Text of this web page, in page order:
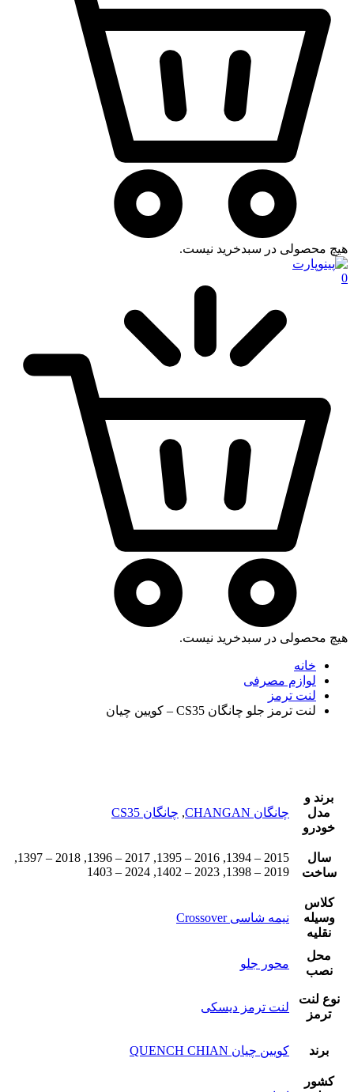
هیچ محصولی در سبدخرید نیست.
0
هیچ محصولی در سبدخرید نیست.
خانه
لوازم مصرفی
لنت ترمز
لنت ترمز جلو چانگان CS35 – کویین چیان
برند و
مدل
خودرو
چانگان CHANGAN , چانگان CS35
سال
ساخت
2015 – 1394, 2016 – 1395, 2017 – 1396, 2018 – 1397,
2019 – 1398, 2023 – 1402, 2024 – 1403
کلاس
وسیله
نقلیه
نیمه شاسی Crossover
محل
نصب
محور جلو
نوع لنت
ترمز
لنت ترمز دیسکی
برند کویین چیان QUENCH CHIAN
کشور